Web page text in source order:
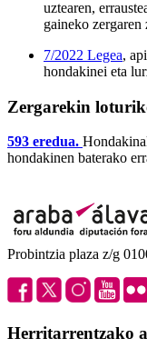
uztearen,
gaineko zergaren
7/2022 Legea,
hondakinei eta
Zergarekin
593 eredua.
hondakinen baterako
Probintzia plaza z/g
Herritarrentzako